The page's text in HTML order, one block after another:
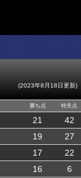
(2023年8月18日更新)
勝ち点 特失点
21 42
19 27
17 22
16 6